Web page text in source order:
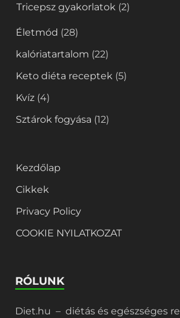
Tricepsz gyakorlatok (2)
Életmód (28)
kalóriatartalom (22)
Keto diéta receptek (5)
Kvíz (4)
Sztárok fogyása (12)
Kezdőlap
Cikkek
Privacy Policy
COOKIE NYILATKOZAT
RÓLUNK
Diet.hu – diétás és egészséges